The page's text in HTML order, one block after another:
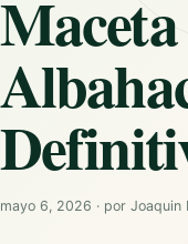
mayo 6, 2026 · por Joaquin